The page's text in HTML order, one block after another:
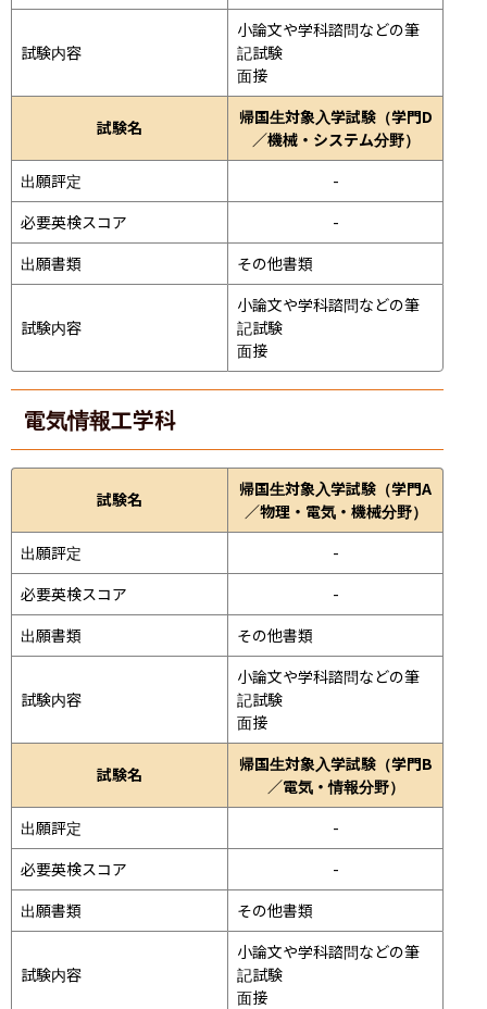
試験内容
小論文や学科諮問などの筆
記試験
面接
試験名
帰国生対象入学試験（学門D
／機械・システム分野）
出願評定
-
必要英検スコア
-
出願書類
その他書類
試験内容
小論文や学科諮問などの筆
記試験
面接
電気情報工学科
試験名
帰国生対象入学試験（学門A
／物理・電気・機械分野）
出願評定
-
必要英検スコア
-
出願書類
その他書類
試験内容
小論文や学科諮問などの筆
記試験
面接
試験名
帰国生対象入学試験（学門B
／電気・情報分野）
出願評定
-
必要英検スコア
-
出願書類
その他書類
試験内容
小論文や学科諮問などの筆
記試験
面接